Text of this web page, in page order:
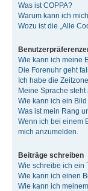
Was ist COPPA?
Warum kann ich
Wozu ist die „Alle
Wie kann ich meine
Die Forenuhr geht
Ich habe die
Meine Sprache
Wie kann ich ein
Was ist mein Rang
Wenn ich bei einem
mich anzumelden.
Beiträge schreiben
Wie schreibe ich ein
Wie kann ich einen
Wie kann ich